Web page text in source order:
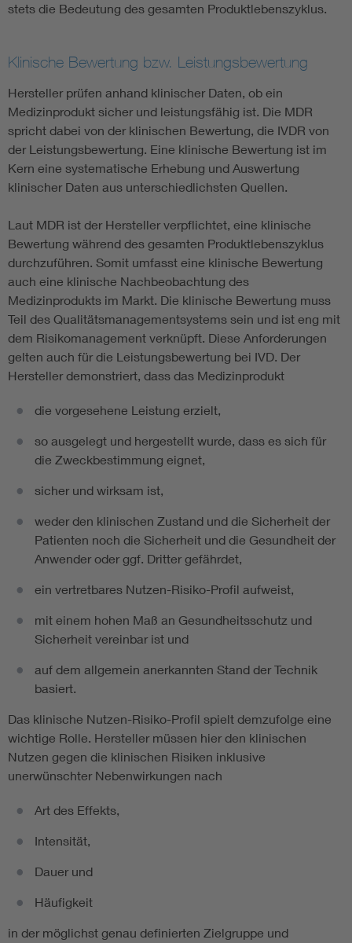
stets die Bedeutung des gesamten Produktlebenszyklus.
Klinische Bewertung bzw. Leistungsbewertung
Hersteller prüfen anhand klinischer Daten, ob ein
Medizinprodukt sicher und leistungsfähig ist. Die MDR
spricht dabei von der klinischen Bewertung, die IVDR von
der Leistungsbewertung. Eine klinische Bewertung ist im
Kern eine systematische Erhebung und Auswertung
klinischer Daten aus unterschiedlichsten Quellen.
Laut MDR ist der Hersteller verpflichtet, eine klinische
Bewertung während des gesamten Produktlebenszyklus
durchzuführen. Somit umfasst eine klinische Bewertung
auch eine klinische Nachbeobachtung des
Medizinprodukts im Markt. Die klinische Bewertung muss
Teil des Qualitätsmanagementsystems sein und ist eng mit
dem Risikomanagement verknüpft. Diese Anforderungen
gelten auch für die Leistungsbewertung bei IVD. Der
Hersteller demonstriert, dass das Medizinprodukt
die vorgesehene Leistung erzielt,
so ausgelegt und hergestellt wurde, dass es sich für
die Zweckbestimmung eignet,
sicher und wirksam ist,
weder den klinischen Zustand und die Sicherheit der
Patienten noch die Sicherheit und die Gesundheit der
Anwender oder ggf. Dritter gefährdet,
ein vertretbares Nutzen-Risiko-Profil aufweist,
mit einem hohen Maß an Gesundheitsschutz und
Sicherheit vereinbar ist und
auf dem allgemein anerkannten Stand der Technik
basiert.
Das klinische Nutzen-Risiko-Profil spielt demzufolge eine
wichtige Rolle. Hersteller müssen hier den klinischen
Nutzen gegen die klinischen Risiken inklusive
unerwünschter Nebenwirkungen nach
Art des Effekts,
Intensität,
Dauer und
Häufigkeit
in der möglichst genau definierten Zielgruppe und